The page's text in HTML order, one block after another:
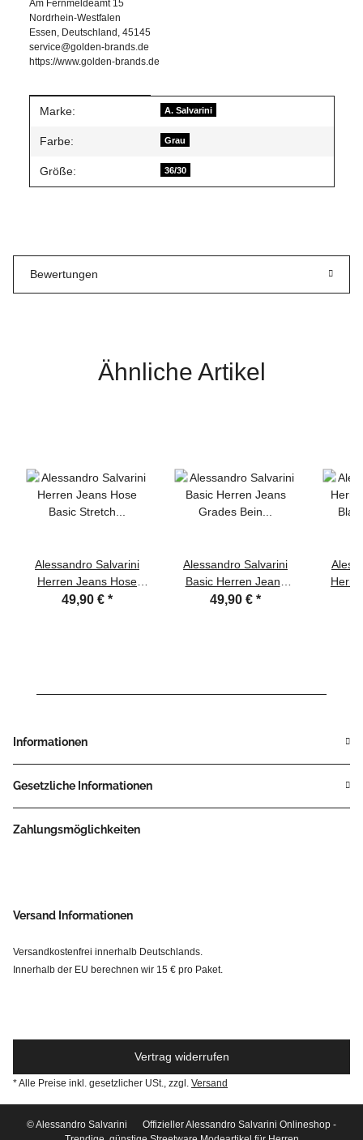
Am Fernmeldeamt 15
Nordrhein-Westfalen
Essen, Deutschland, 45145
service@golden-brands.de
https://www.golden-brands.de
Produkteigenschaft
Wert
Marke: A. Salvarini
Farbe: Grau
Größe: 36/30
Bewertungen
Ähnliche Artikel
Alessandro Salvarini
Herren Jeans Hose
Basic Stretch
49,90 € *
Alessandro Salvarini
Basic Herren Jeans
Grades Bein Mittelblau
49,90 € *
Informationen
Gesetzliche Informationen
Zahlungsmöglichkeiten
Versand Informationen
Versandkostenfrei innerhalb Deutschlands.
Innerhalb der EU berechnen wir 15 € pro Paket.
Vertrag widerrufen
* Alle Preise inkl. gesetzlicher USt., zzgl. Versand
© Alessandro Salvarini
Offizieller Alessandro Salvarini Onlineshop -